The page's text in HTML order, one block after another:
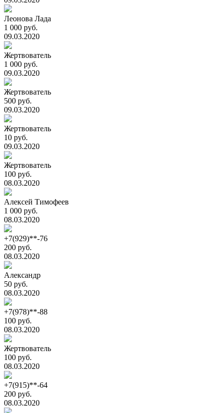
Леонова Лада
1 000 руб.
09.03.2020
Жертвователь
1 000 руб.
09.03.2020
Жертвователь
500 руб.
09.03.2020
Жертвователь
10 руб.
09.03.2020
Жертвователь
100 руб.
08.03.2020
Алексей Тимофеев
1 000 руб.
08.03.2020
+7(929)**-76
200 руб.
08.03.2020
Александр
50 руб.
08.03.2020
+7(978)**-88
100 руб.
08.03.2020
Жертвователь
100 руб.
08.03.2020
+7(915)**-64
200 руб.
08.03.2020